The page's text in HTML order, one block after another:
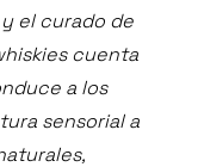
el curado de
cuenta
a los
sensorial a